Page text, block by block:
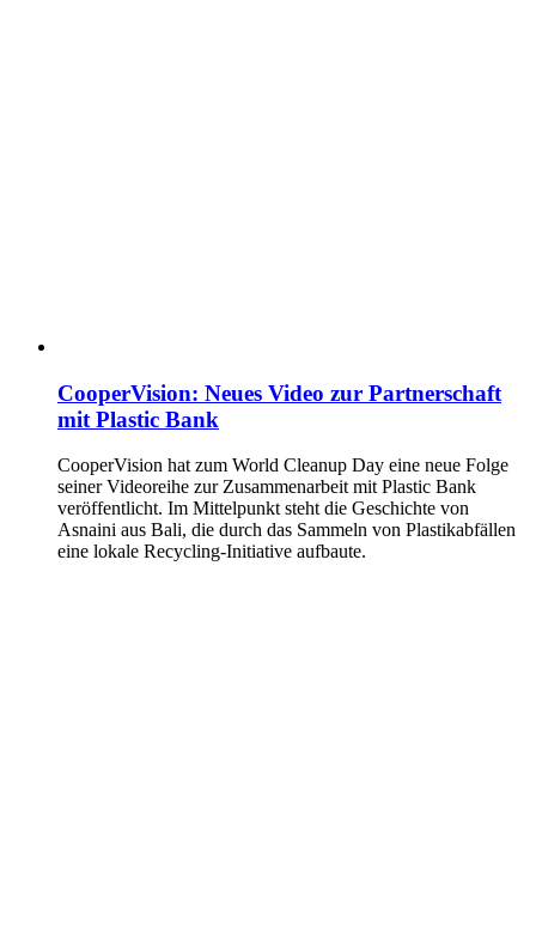
CooperVision: Neues Video zur Partnerschaft
mit Plastic Bank
CooperVision hat zum World Cleanup Day eine neue Folge
seiner Videoreihe zur Zusammenarbeit mit Plastic Bank
veröffentlicht. Im Mittelpunkt steht die Geschichte von
Asnaini aus Bali, die durch das Sammeln von Plastikabfällen
eine lokale Recycling-Initiative aufbaute.